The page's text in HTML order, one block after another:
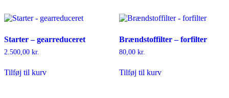
Starter – gearreduceret
2.500,00 kr.
Tilføj til kurv
Brændstoffilter – forfilter
80,00 kr.
Tilføj til kurv